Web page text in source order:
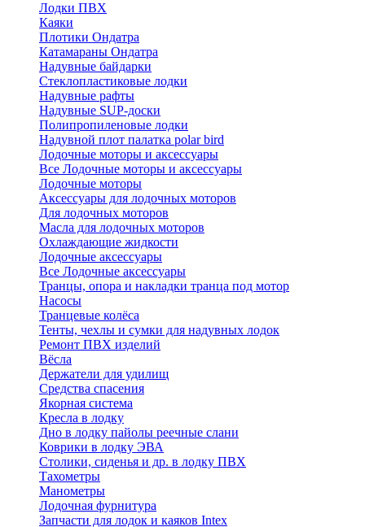
Лодки ПВХ
Каяки
Плотики Ондатра
Катамараны Ондатра
Надувные байдарки
Стеклопластиковые лодки
Надувные рафты
Надувные SUP-доски
Полипропиленовые лодки
Надувной плот палатка polar bird
Лодочные моторы и аксессуары
Все Лодочные моторы и аксессуары
Лодочные моторы
Аксессуары для лодочных моторов
Для лодочных моторов
Масла для лодочных моторов
Охлаждающие жидкости
Лодочные аксессуары
Все Лодочные аксессуары
Транцы, опора и накладки транца под мотор
Насосы
Транцевые колёса
Тенты, чехлы и сумки для надувных лодок
Ремонт ПВХ изделий
Вёсла
Держатели для удилищ
Средства спасения
Якорная система
Кресла в лодку
Дно в лодку пайолы реечные слани
Коврики в лодку ЭВА
Столики, сиденья и др. в лодку ПВХ
Тахометры
Манометры
Лодочная фурнитура
Запчасти для лодок и каяков Intex